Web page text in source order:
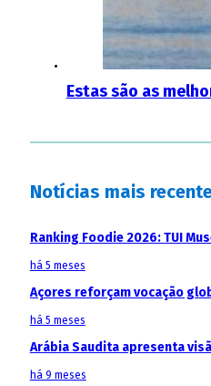
Estas são as
Notícias mais
Ranking Foodie 2026: TUI
há 5 meses
Açores reforçam vocação
há 5 meses
Arábia Saudita apresenta
há 9 meses